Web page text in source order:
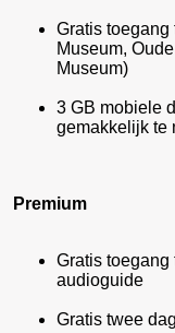
Gratis toegang
Museum,
Museum)
3 GB mobiele
gemakkelijk te
Premium
Gratis toegang
audioguide
Gratis twee